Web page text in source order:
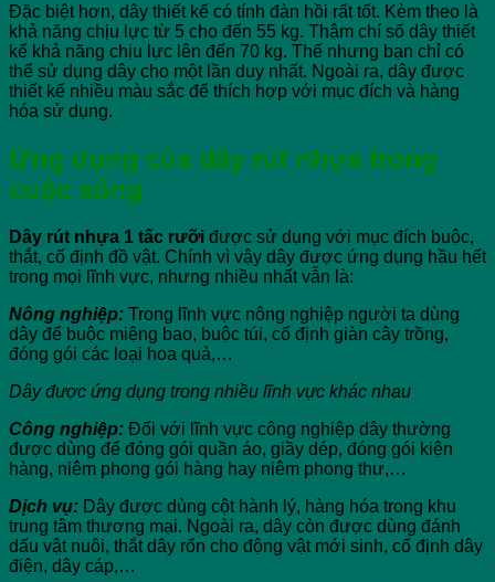
Đặc biệt hơn, dây thiết kế có tính đàn hồi rất tốt. Kèm theo là
khả năng chịu lực từ 5 cho đến 55 kg. Thậm chí số dây thiết
kế khả năng chịu lực lên đến 70 kg. Thế nhưng bạn chỉ có
thể sử dụng dây cho một lần duy nhất. Ngoài ra, dây được
thiết kế nhiều màu sắc để thích hợp với mục đích và hàng
hóa sử dụng.
Ứng dụng của dây rút nhựa trong
cuộc sống
Dây rút nhựa 1 tấc rưỡi được sử dụng với mục đích buộc,
thắt, cố định đồ vật. Chính vì vậy dây được ứng dụng hầu hết
trong mọi lĩnh vực, nhưng nhiều nhất vẫn là:
Nông nghiệp: Trong lĩnh vực nông nghiệp người ta dùng
dây để buộc miệng bao, buộc túi, cố định giàn cây trồng,
đóng gói các loại hoa quả,…
Dây được ứng dụng trong nhiều lĩnh vực khác nhau
Công nghiệp: Đối với lĩnh vực công nghiệp dây thường
được dùng để đóng gói quần áo, giầy dép, đóng gói kiện
hàng, niêm phong gói hàng hay niêm phong thư,…
Dịch vụ: Dây được dùng cột hành lý, hàng hóa trong khu
trung tâm thương mại. Ngoài ra, dây còn được dùng đánh
dấu vật nuôi, thắt dây rốn cho động vật mới sinh, cố định dây
điện, dây cáp,…